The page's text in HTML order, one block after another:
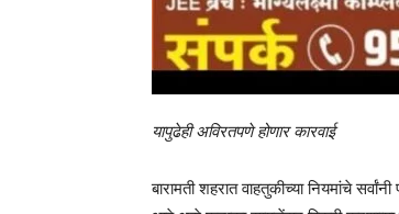
यापुढेही अविरतपणे होणार कारवाई
बारामती शहरात वाहतुकीच्या नियमांचे